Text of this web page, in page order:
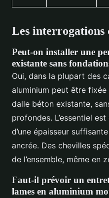
Les interrogations
Peut-on installer une
existante sans
Oui, dans la plupart des
aluminium peut être
dalle béton existante,
profondes. L’essentiel
d’une épaisseur
ancrée. Des chevilles
de l’ensemble, même en
Faut-il prévoir un
lames en aluminium